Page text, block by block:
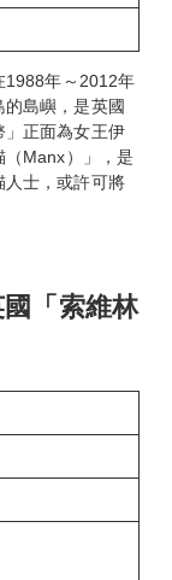
1988年～2012年
島嶼，是英國
」正面為女王伊
Manx）」，是
人士，或許可將
「索維林